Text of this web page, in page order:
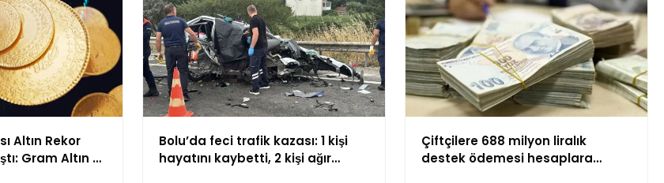
Altın Rekor
Gram Altın 6
Bolu’da feci trafik kazası: 1 kişi
hayatını kaybetti, 2 kişi ağır
Çiftçilere 688 milyon liralık
destek ödemesi hesaplara